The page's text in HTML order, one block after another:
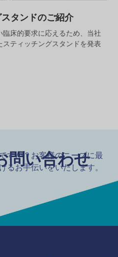
タンドのご紹介
床的要求に応えるため、当社
ティッチングスタンドを発表
問い合わせ
すか？お客様のニーズに最
るお手伝いをいたします。